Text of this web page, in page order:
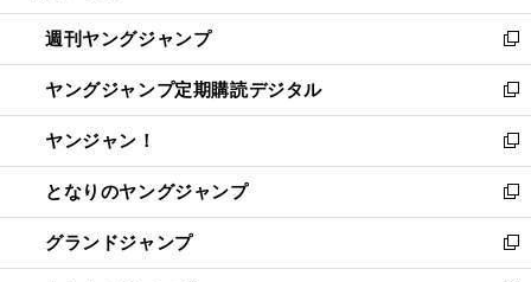
開
く
ウ
で
開
く
ン
ド
ウ
で
開
く
ウ
ィ
ン
ド
ウ
で
開
く
週刊ヤングジャンプ
新
し
い
ウ
ィ
ン
ド
ウ
で
開
ヤングジャンプ定期購読デジタル
新
し
い
ウ
ィ
ン
ド
ウ
ヤンジャン！
新
し
い
ウ
ィ
ン
となりのヤングジャンプ
新
し
い
ウ
グランドジャンプ
新
し